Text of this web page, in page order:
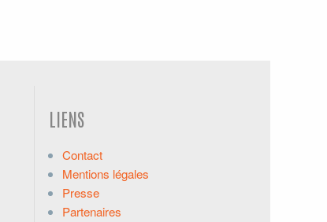
LIENS
Contact
Mentions légales
Presse
Partenaires